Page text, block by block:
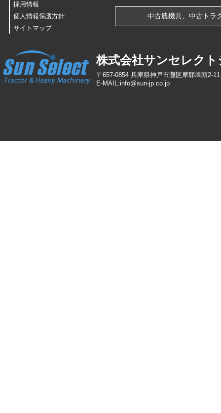
採用情報
個人情報保護方針
サイトマップ
中古農機具、中古トラ
株式会社サンセレク
〒657-0854 兵庫県神戸市灘区摩耶埠頭2-
E-MAIL:info@sun-jp.co.jp